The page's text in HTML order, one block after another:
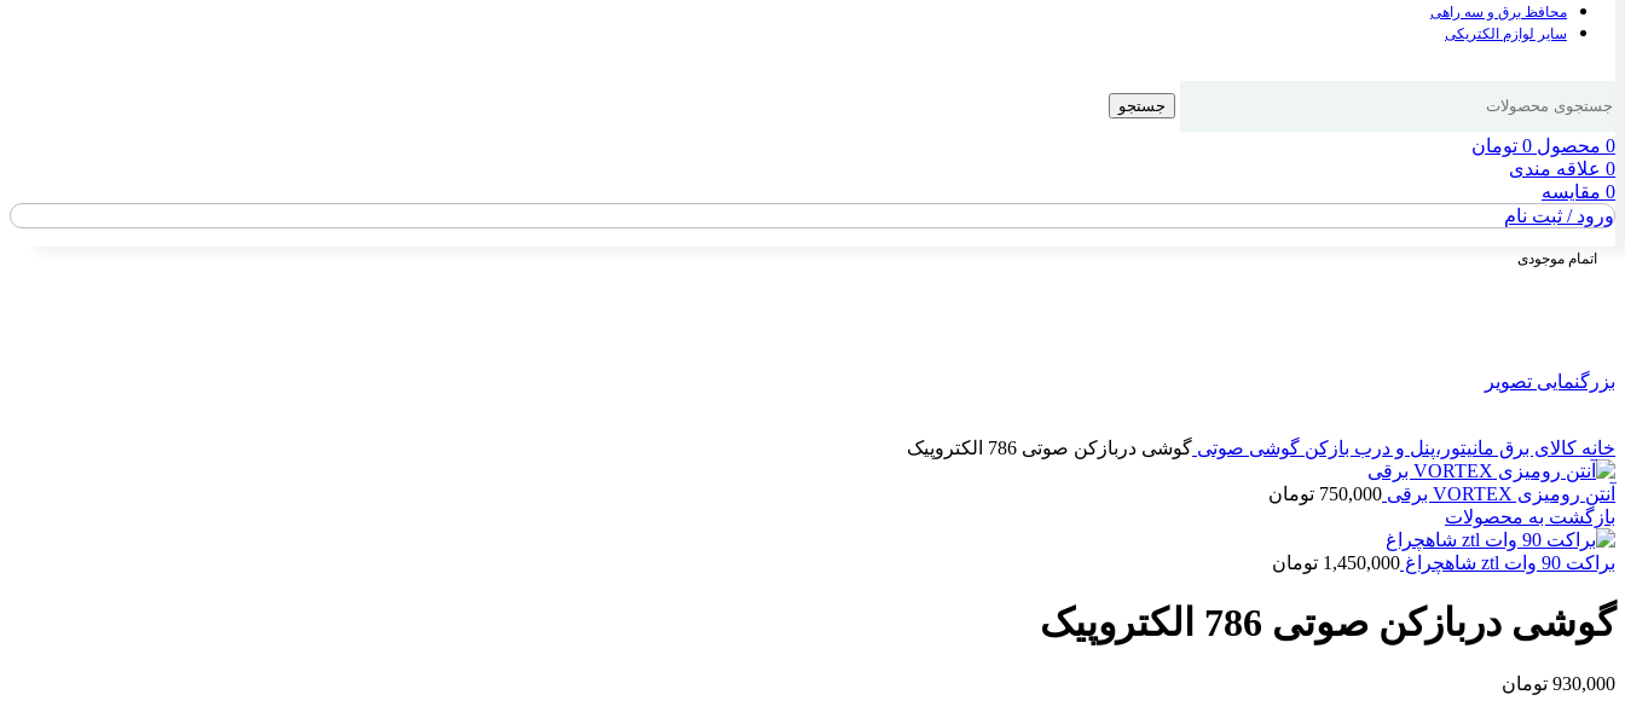
محافظ برق و سه راهی
سایر لوازم الکتریکی
جستجو
0 محصول 0 تومان
0 علاقه مندی
0 مقایسه
ورود / ثبت نام
اتمام موجودی
بزرگنمایی تصویر
خانه کالای برق مانیتور،پنل و درب بازکن گوشی صوتی گوشی دربازکن صوتی 786 الکتروپیک
آنتن رومیزی VORTEX برقی 750,000 تومان
بازگشت به محصولات
براکت 90 وات ztl شاهچراغ 1,450,000 تومان
گوشی دربازکن صوتی 786 الکتروپیک
930,000 تومان